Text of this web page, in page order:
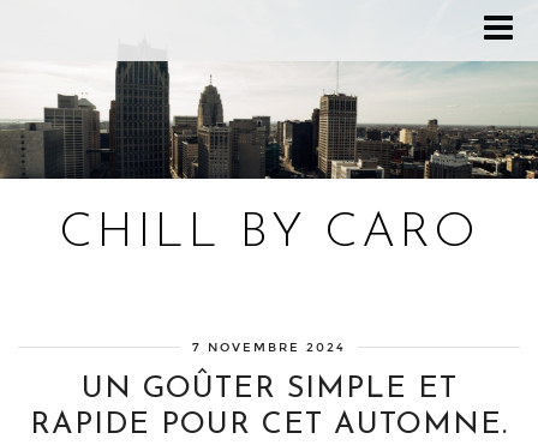
CHILL BY CARO
7 NOVEMBRE 2024
UN GOÛTER SIMPLE ET
RAPIDE POUR CET AUTOMNE.